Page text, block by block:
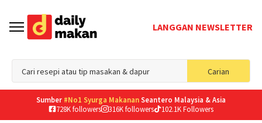
LANGGAN NEWSLETTER
Carian
for:
Sumber #No1 Syurga MakananSeantero Malaysia & Asia
728K followers
316K followers 102.1K Followers